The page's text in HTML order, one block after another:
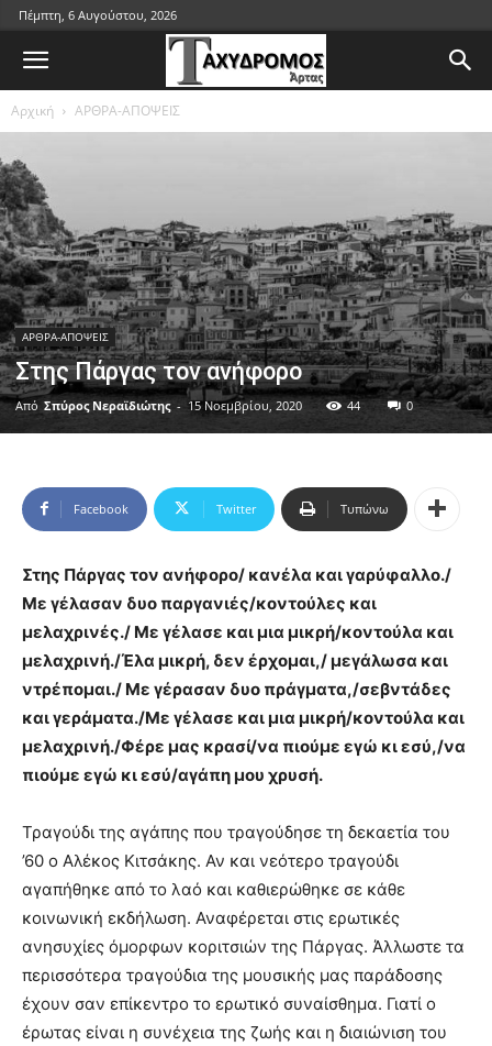
Πέμπτη, 6 Αυγούστου, 2026
Αρχική ΑΡΘΡΑ-ΑΠΟΨΕΙΣ
ΑΡΘΡΑ-ΑΠΟΨΕΙΣ
Στης Πάργας τον ανήφορο
Από Σπύρος Νεραϊδιώτης - 15 Νοεμβρίου, 2020 44 0
Facebook Twitter Τυπώνω
Στης Πάργας τον ανήφορο/ κανέλα και γαρύφαλλο./
Με γέλασαν δυο παργανιές/κοντούλες και
μελαχρινές./ Με γέλασε και μια μικρή/κοντούλα και
μελαχρινή./Έλα μικρή, δεν έρχομαι,/ μεγάλωσα και
ντρέπομαι./ Με γέρασαν δυο πράγματα,/σεβντάδες
και γεράματα./Με γέλασε και μια μικρή/κοντούλα και
μελαχρινή./Φέρε μας κρασί/να πιούμε εγώ κι εσύ,/να
πιούμε εγώ κι εσύ/αγάπη μου χρυσή.
Τραγούδι της αγάπης που τραγούδησε τη δεκαετία του
’60 ο Αλέκος Κιτσάκης. Αν και νεότερο τραγούδι
αγαπήθηκε από το λαό και καθιερώθηκε σε κάθε
κοινωνική εκδήλωση. Αναφέρεται στις ερωτικές
ανησυχίες όμορφων κοριτσιών της Πάργας. Άλλωστε τα
περισσότερα τραγούδια της μουσικής μας παράδοσης
έχουν σαν επίκεντρο το ερωτικό συναίσθημα. Γιατί ο
έρωτας είναι η συνέχεια της ζωής και η διαιώνιση του